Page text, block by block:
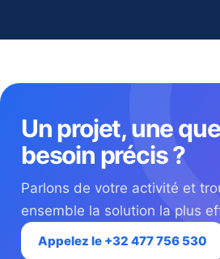
Un projet, une
besoin précis ?
Parlons de votre activité et
ensemble la solution la plus
Appelez le +32 477 756 530